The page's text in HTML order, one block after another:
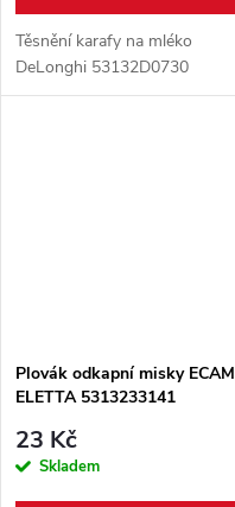
Těsnění karafy na mléko
DeLonghi 53132D0730
Plovák odkapní misky ECAM
ELETTA 5313233141
23 Kč
Skladem